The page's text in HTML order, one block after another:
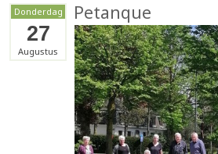
Donderdag
27
Augustus
Petanque